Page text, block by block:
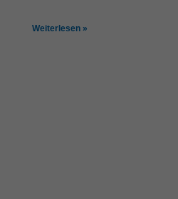
Weiterlesen »